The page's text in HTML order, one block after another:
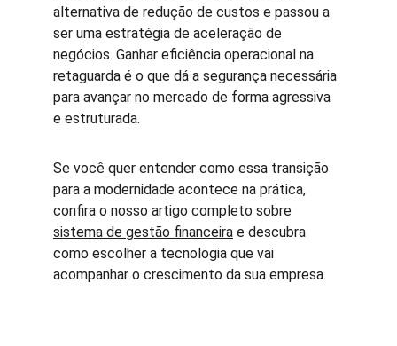
alternativa de redução de custos e passou a
ser uma estratégia de aceleração de
negócios. Ganhar eficiência operacional na
retaguarda é o que dá a segurança necessária
para avançar no mercado de forma agressiva
e estruturada.
Se você quer entender como essa transição
para a modernidade acontece na prática,
confira o nosso artigo completo sobre
sistema de gestão financeira e descubra
como escolher a tecnologia que vai
acompanhar o crescimento da sua empresa.